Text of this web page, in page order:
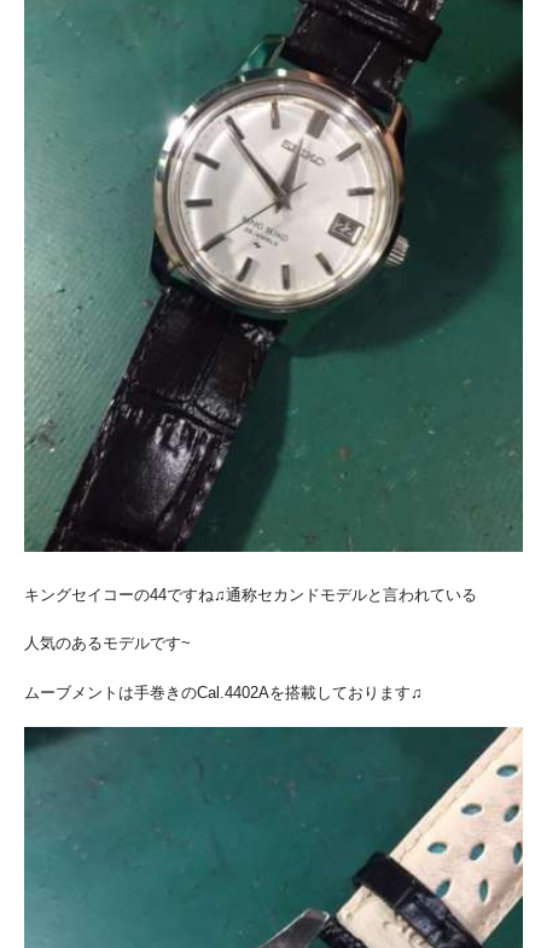
キングセイコーの44ですね♫通称セカンドモデルと言われている
人気のあるモデルです~
ムーブメントは手巻きのCal.4402Aを搭載しております♫